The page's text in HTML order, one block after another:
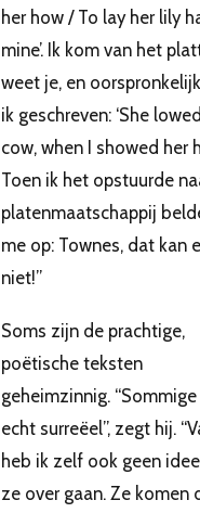
her how / To lay her lily
mine’. Ik kom van het
weet je, en
ik geschreven: ‘She
cow, when I showed her
Toen ik het opstuurde
platenmaatschappij
me op: Townes, dat kan
niet!”
Soms zijn de prachtige,
poëtische teksten
geheimzinnig.
echt surreëel”, zegt hij.
heb ik zelf ook geen
ze over gaan. Ze komen